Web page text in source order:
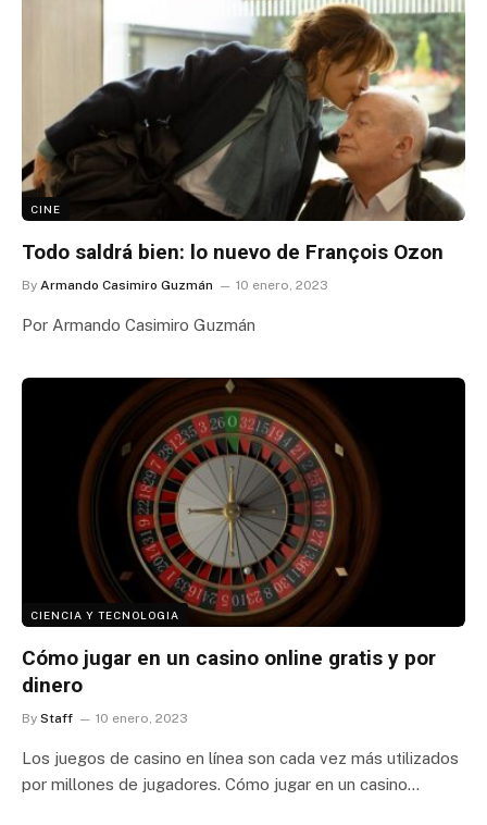
CINE
Todo saldrá bien: lo nuevo de François Ozon
By Armando Casimiro Guzmán 10 enero, 2023
Por Armando Casimiro Guzmán
CIENCIA Y TECNOLOGIA
Cómo jugar en un casino online gratis y por
dinero
By Staff 10 enero, 2023
Los juegos de casino en línea son cada vez más utilizados
por millones de jugadores. Cómo jugar en un casino…